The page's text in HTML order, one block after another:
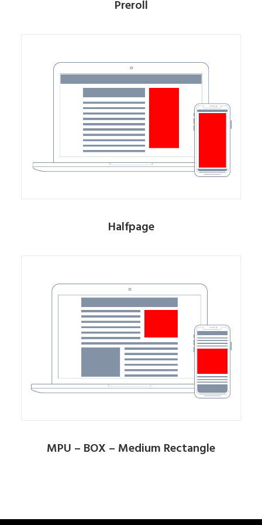
Preroll
Halfpage
MPU – BOX – Medium Rectangle